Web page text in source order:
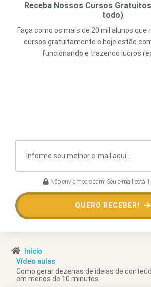
Receba Nossos Cursos
todo)
Faça como os mais de 20 mil alunos que
cursos gratuitamente e hoje estão
funcionando e trazendo lucros
Não enviamos spam. Seu e-mail está
QUERO RECEBER!
Início
Vídeo aulas
Como gerar dezenas de ideias de
em menos de 10 minutos